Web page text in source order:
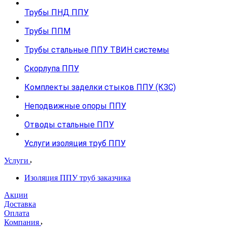
Трубы ПНД ППУ
Трубы ППМ
Трубы стальные ППУ ТВИН системы
Скорлупа ППУ
Комплекты заделки стыков ППУ (КЗС)
Неподвижные опоры ППУ
Отводы стальные ППУ
Услуги изоляция труб ППУ
Услуги
Изоляция ППУ труб заказчика
Акции
Доставка
Оплата
Компания